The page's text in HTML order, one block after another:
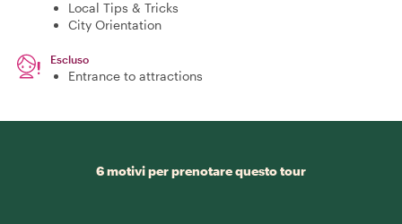
Local Tips & Tricks
City Orientation
Escluso
Entrance to attractions
6 motivi per prenotare questo tour